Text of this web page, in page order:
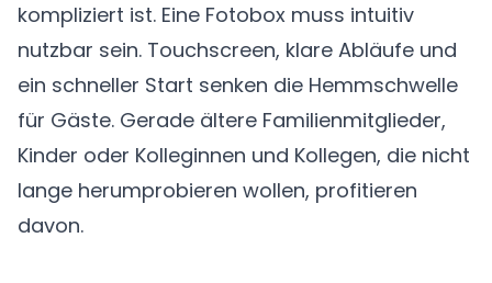
kompliziert ist. Eine Fotobox muss intuitiv
nutzbar sein. Touchscreen, klare Abläufe und
ein schneller Start senken die Hemmschwelle
für Gäste. Gerade ältere Familienmitglieder,
Kinder oder Kolleginnen und Kollegen, die nicht
lange herumprobieren wollen, profitieren
davon.